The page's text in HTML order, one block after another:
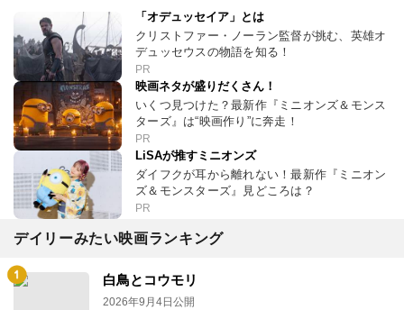
「オデュッセイア」とは
クリストファー・ノーラン監督が挑む、英雄オ
デュッセウスの物語を知る！
PR
映画ネタが盛りだくさん！
いくつ見つけた？最新作『ミニオンズ＆モンス
ターズ』は“映画作り”に奔走！
PR
LiSAが推すミニオンズ
ダイフクが耳から離れない！最新作『ミニオン
ズ＆モンスターズ』見どころは？
PR
デイリーみたい映画ランキング
白鳥とコウモリ
2026年9月4日公開